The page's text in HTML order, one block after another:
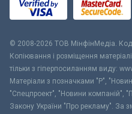
© 2008-2026 ТОВ МiнфiнМедiа.
Копіювання і розміщення
тільки з гіперпосиланням виду:
Матеріали з позначками "Р",
"Спецпроект", "Новини компаній",
Закону України "Про рекламу". За